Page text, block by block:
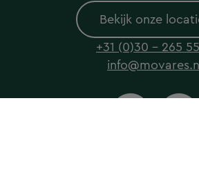
Bekijk onze
+31 (0)30 - 265